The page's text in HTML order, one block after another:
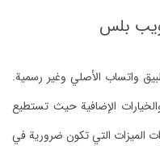
بلس
واتساب الأصلي وغير رسمية.
الإضافية حيث تستطيع
الميزات التي تكون ضرورية في